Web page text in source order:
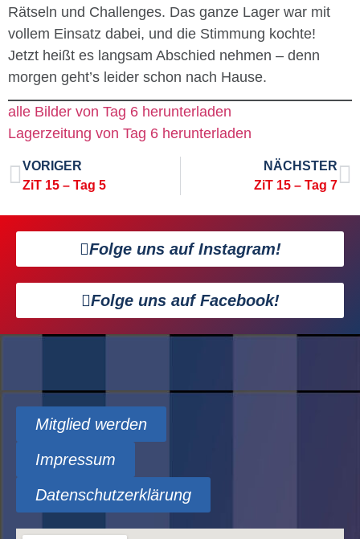
Rätseln und Challenges. Das ganze Lager war mit
vollem Einsatz dabei, und die Stimmung kochte!
Jetzt heißt es langsam Abschied nehmen – denn
morgen geht’s leider schon nach Hause.
alle Bilder von Tag 6 herunterladen
Lagerzeitung von Tag 6 herunterladen
VORIGER
ZiT 15 – Tag 5
NÄCHSTER
ZiT 15 – Tag 7
Folge uns auf Instagram!
Folge uns auf Facebook!
Mitglied werden
Impressum
Datenschutzerklärung